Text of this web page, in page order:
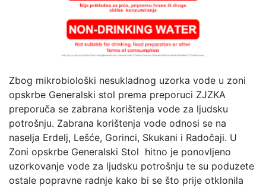
Zbog mikrobiološki nesukladnog uzorka vode u zoni
opskrbe Generalski stol prema preporuci ZJZKA
preporuča se zabrana korištenja vode za ljudsku
potrošnju. Zabrana korištenja vode odnosi se na
naselja Erdelj, Lešće, Gorinci, Skukani i Radočaji. U
Zoni opskrbe Generalski Stol hitno je ponovljeno
uzorkovanje vode za ljudsku potrošnju te su poduzete
ostale popravne radnje kako bi se što prije otklonila